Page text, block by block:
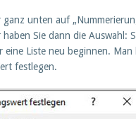
ganz unten auf
Sie dann die Auswahl:
eine Liste neu beginnen. Man
festlegen.